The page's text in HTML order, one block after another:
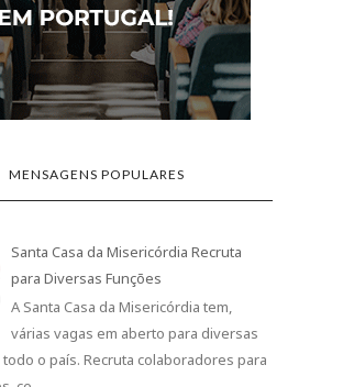
MENSAGENS POPULARES
Santa Casa da Misericórdia Recruta
para Diversas Funções
A Santa Casa da Misericórdia tem,
várias vagas em aberto para diversas
o país. Recruta colaboradores para